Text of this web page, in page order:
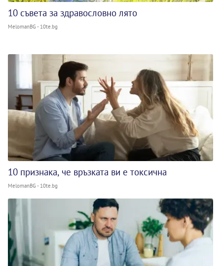
10 съвета за здравословно лято
MelomanBG - 10te.bg
10 признака, че връзката ви е токсична
MelomanBG - 10te.bg